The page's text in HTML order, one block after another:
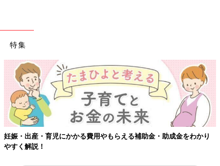
特集
妊娠・出産・育児にかかる費用やもらえる補助金・助成金をわかり
やすく解説！